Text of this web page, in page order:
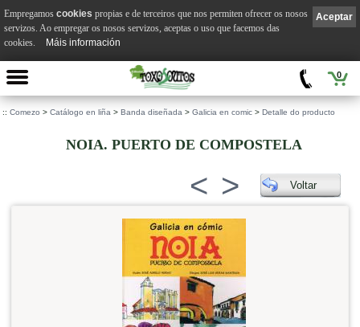
0
:: Comezo > Catálogo en liña > Banda diseñada > Galicia en comic > Detalle do producto
NOIA. PUERTO DE COMPOSTELA
< > Voltar
Aceptar
Empregamos cookies propias e de terceiros que nos permiten ofrecer os nosos
servizos. Ao empregar os nosos servizos, aceptas o uso que facemos das
cookies.
Máis información